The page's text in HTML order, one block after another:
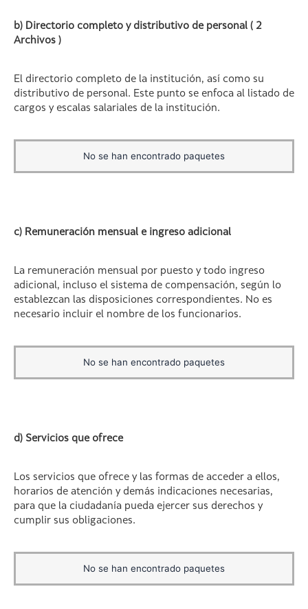
b) Directorio completo y distributivo de personal ( 2
Archivos )
El directorio completo de la institución, así como su
distributivo de personal. Este punto se enfoca al listado de
cargos y escalas salariales de la institución.
No se han encontrado paquetes
c) Remuneración mensual e ingreso adicional
La remuneración mensual por puesto y todo ingreso
adicional, incluso el sistema de compensación, según lo
establezcan las disposiciones correspondientes. No es
necesario incluir el nombre de los funcionarios.
No se han encontrado paquetes
d) Servicios que ofrece
Los servicios que ofrece y las formas de acceder a ellos,
horarios de atención y demás indicaciones necesarias,
para que la ciudadanía pueda ejercer sus derechos y
cumplir sus obligaciones.
No se han encontrado paquetes